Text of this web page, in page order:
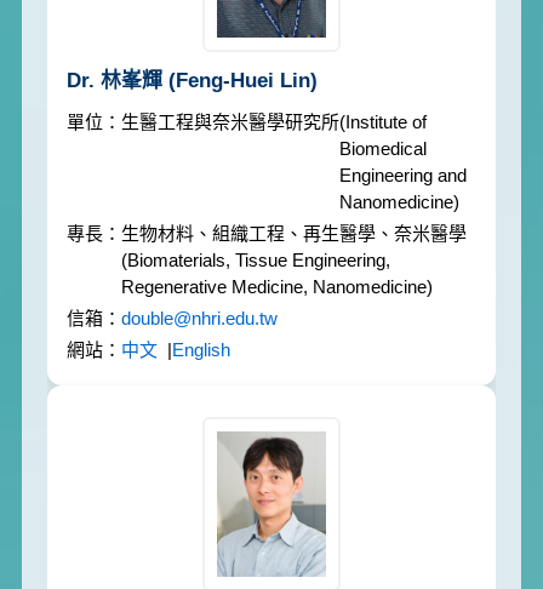
Dr. 林峯輝 (Feng-Huei Lin)
生醫工程與奈米醫學研究所(Institute of
Biomedical
Engineering and
Nanomedicine)
生物材料、組織工程、再生醫學、奈米醫學
(Biomaterials, Tissue Engineering,
Regenerative Medicine, Nanomedicine)
double@nhri.edu.tw
中文 |English